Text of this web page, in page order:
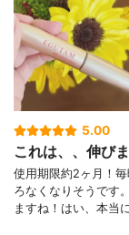
5.00
これは、、伸び
使用期限約2ヶ月！
ろなくなりそうです
ますね！はい、本